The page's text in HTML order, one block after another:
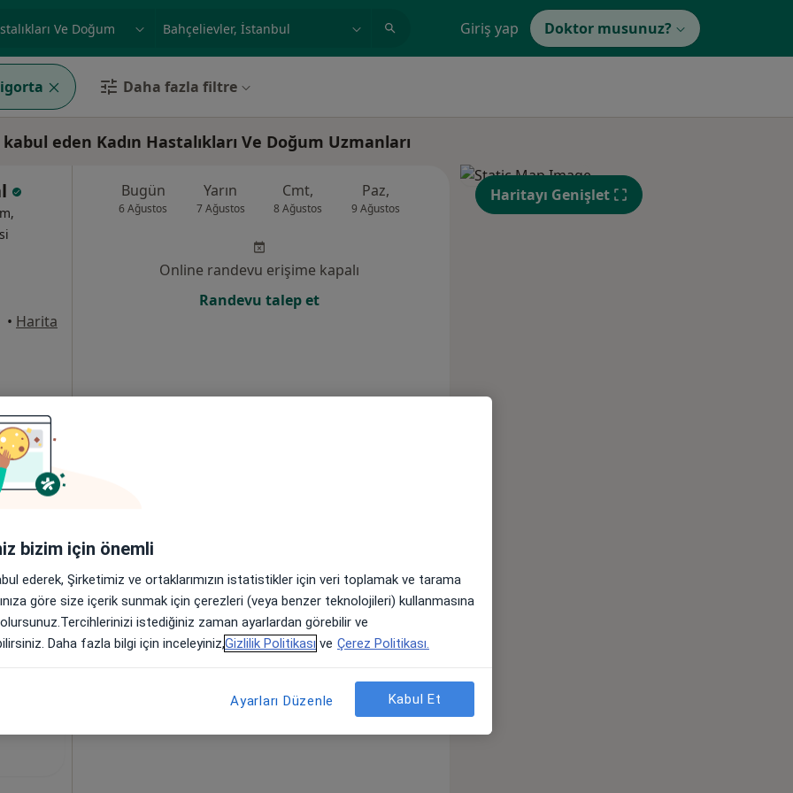
örnek: İstanbul Giriş yap Doktor musunuz?
Daha fazla filtre
eden Kadın Hastalıkları Ve Doğum Uzmanları
• Harita
Bugün
6 Ağustos
Yarın
7 Ağustos
Cmt,
8 Ağustos
Paz,
9 Ağustos 10 Ağustos
Sal,
11 Ağustos
Çar,
12 Ağustos
Online randevu erişime kapalı
Randevu talep et
İç
• Harita
Profili Gör
Haritayı Genişlet
bizim için önemli
ederek, Şirketimiz ve ortaklarımızın istatistikler için veri toplamak ve tarama
göre size içerik sunmak için çerezleri (veya benzer teknolojileri) kullanmasına
istediğiniz zaman ayarlardan görebilir ve
Daha fazla bilgi için inceleyiniz,Gizlilik Politikası ve Çerez Politikası.
Ayarları Düzenle Kabul Et